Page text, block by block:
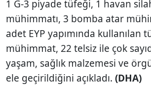
1 G-3 piyade tüfeği, 1 havan
mühimmatı, 3 bomba atar
adet EYP yapımında kullanılan
mühimmat, 22 telsiz ile çok
yaşam, sağlık malzemesi ve
ele geçirildiğini açıkladı. (DHA)